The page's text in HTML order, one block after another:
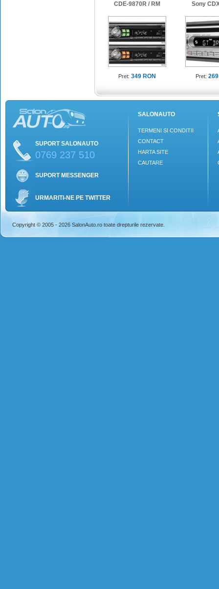
CDE-9870R / RM
Pret: 349 RON
Sony
Pret:
SUPORT SALONAUTO
0769 237 510
SUPORT MESSENGER
URMARITI-NE PE TWITTER
SALONAUTO
TERMENI SI CONDITII
CONTACT
HARTA SITE
CAUTARE
Copyright © 2005 - 2026 SalonAuto.ro toate drepturile rezervate.